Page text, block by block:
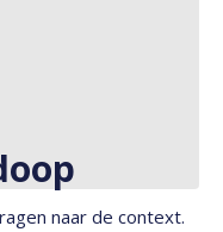
naar de context.